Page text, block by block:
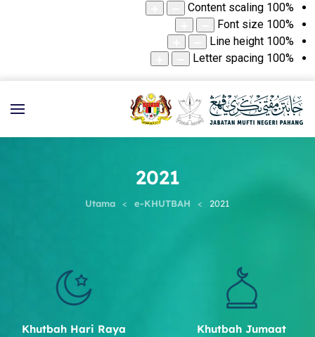
Content scaling 100%
Font size 100%
Line height 100%
Letter spacing 100%
2021
Utama e-KHUTBAH 2021
Khutbah Jumaat
Khutbah Hari Raya